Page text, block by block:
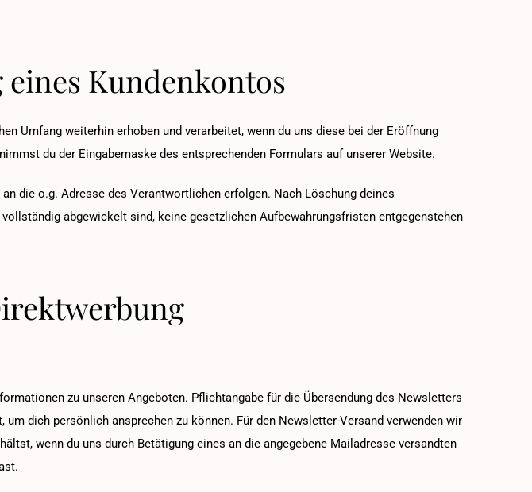
Kundenkontos
Umfang weiterhin erhoben und verarbeitet, wenn du uns diese bei der Eröffnung
du der Eingabemaske des entsprechenden Formulars auf unserer Website.
die o.g. Adresse des Verantwortlichen erfolgen. Nach Löschung deines
abgewickelt sind, keine gesetzlichen Aufbewahrungsfristen entgegenstehen
zu unseren Angeboten. Pflichtangabe für die Übersendung des Newsletters
dich persönlich ansprechen zu können. Für den Newsletter-Versand verwenden wir
wenn du uns durch Betätigung eines an die angegebene Mailadresse versandten